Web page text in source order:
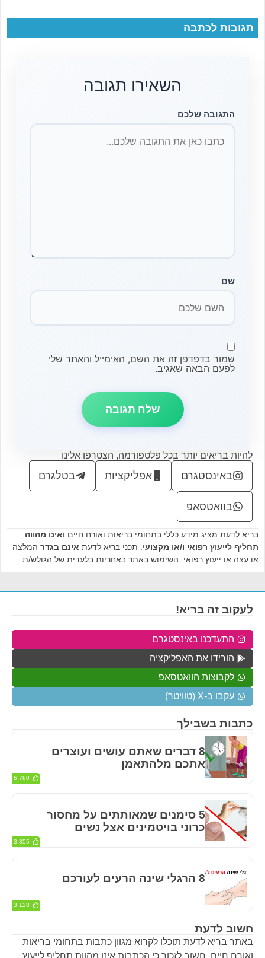
תגובות לכתבה
השאירו תגובה
התגובה שלכם
שם
שמור בדפדפן זה את השם, האימייל והאתר שלי
לפעם הבאה שאגיב.
להיות בריאים יותר בכל פלטפורמה, הצטרפו אלינו
באינסטגרם אפליקציות בטלגרם
בוואטסאפ
בריא לדעת מציג מידע כללי בתחומי בריאות ואורח חיים ואינו מהווה
תחליף לייעוץ רפואי ו/או מקצועי . תכני בריא לדעת אינם בגדר המלצה
או עצה או ייעוץ רפואי. השימוש באתר באחריות בלעדית של הגולש/ת.
חשוב לדעת
באתר בריא לדעת תוכלו לקרוא מגוון כתבות בתחומי בריאות
ואורח חיים. חשוב לזכור כי הכתבות אינן מהוות תחליף לייעוץ
כתבות בשבילך
8 דברים שאתם עושים ועוצרים
אתכם מלהתאמן
6,780
5 סימנים שמאותתים על מחסור
כרוני בויטמינים אצל נשים
3,355
8 הרגלי שינה הרעים לעורכם
3,128
לעקוב זה בריא!
התעדכנו באינסטגרם
הורידו את האפליקציה
לקבוצות הוואטסאפ
עקבו ב-X (טוויטר)